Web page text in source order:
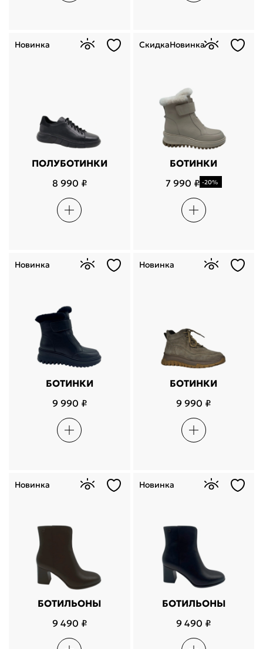
ПОЛУБОТИНКИ
8 990 ₽
Новинка
БОТИНКИ
7 990 ₽ -20%
СкидкаНовинка
БОТИНКИ
9 990 ₽
Новинка
БОТИНКИ
9 990 ₽
Новинка
БОТИЛЬОНЫ
9 490 ₽
Новинка
БОТИЛЬОНЫ
9 490 ₽
Новинка
Поделится